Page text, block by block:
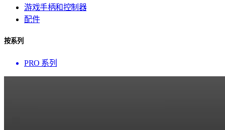
游戏手柄和控制器
配件
按系列
PRO 系列